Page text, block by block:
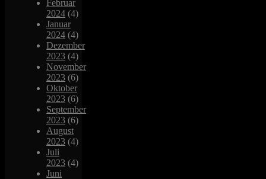
Februar
2024 (4)
Januar
2024 (4)
Dezember
2023 (4)
November
2023 (6)
Oktober
2023 (6)
September
2023 (6)
August
2023 (4)
Juli
2023 (4)
Juni